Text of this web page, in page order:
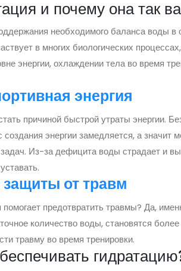
и почему она так
необходимого баланса воды в
в многих биологических
энергии, охлаждении тела во время
энергия
причиной быстрой утраты энергии.
энергии замедляется, а значит
Из-за дефицита воды страдает и
от травм
помогает предотвратить травмы? Да,
количество воды, становятся
травму во время тренировки.